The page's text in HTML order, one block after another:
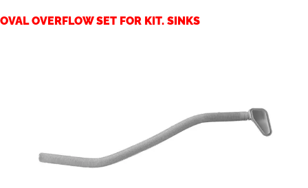
OVAL OVERFLOW SET FOR KIT. SINKS